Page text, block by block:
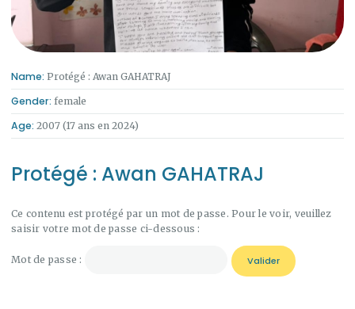
Name: Protégé : Awan GAHATRAJ
Gender: female
Age: 2007 (17 ans en 2024)
Protégé : Awan GAHATRAJ
Ce contenu est protégé par un mot de passe. Pour le voir, veuillez
saisir votre mot de passe ci-dessous :
Mot de passe :